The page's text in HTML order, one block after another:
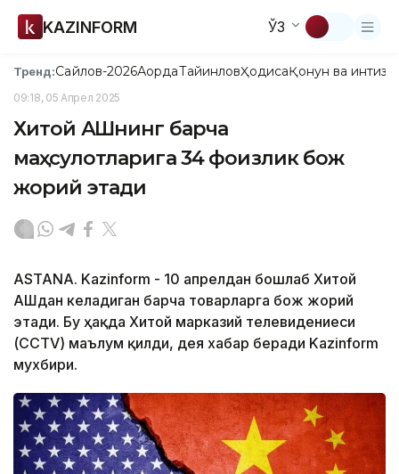
KAZINFORM ЎЗ
Тренд:Сайлов-2026АқордаТайинловҲодисаҚонун ва
09:18, 05 Апрел 2025
Хитой АҚШнинг барча
маҳсулотларига 34 фоизлик бож
жорий этади
ASTANA. Kazinform - 10 апрелдан бошлаб Хитой
АҚШдан келадиган барча товарларга бож жорий
этади. Бу ҳақда Хитой марказий телевидениеси
(CCTV) маълум қилди, дея хабар беради Kazinform
мухбири.